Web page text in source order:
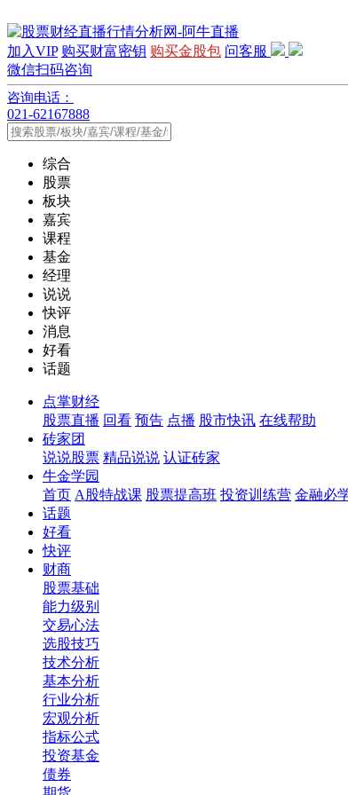
加入VIP 购买财富密钥 购买金股包 问客服
微信扫码咨询
咨询电话：
021-62167888
综合
股票
板块
嘉宾
课程
基金
经理
说说
快评
消息
好看
话题
点掌财经
股票直播 回看 预告 点播 股市快讯 在线帮助
砖家团
说说股票 精品说说 认证砖家
牛金学园
首页 A股特战课 股票提高班 投资训练营 金融必
话题
好看
快评
财商
股票基础
能力级别
交易心法
选股技巧
技术分析
基本分析
行业分析
宏观分析
指标公式
投资基金
债券